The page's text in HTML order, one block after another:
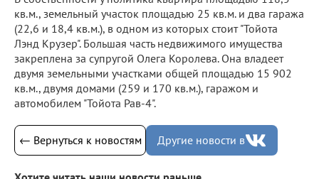
кв.м., земельный участок площадью 25 кв.м. и два гаража
(22,6 и 18,4 кв.м.), в одном из которых стоит "Тойота
Лэнд Крузер". Большая часть недвижимого имущества
закреплена за супругой Олега Королева. Она владеет
двумя земельными участками общей площадью 15 902
кв.м., двумя домами (259 и 170 кв.м.), гаражом и
автомобилем "Тойота Рав-4".
← Вернуться к новостям Другие новости в